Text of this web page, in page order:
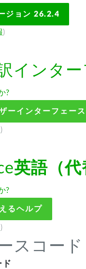
ジョン 26.2.4
)
インタ
?
ーインターフェース
)
英語（代
?
るヘルプ
)
スコード
ド